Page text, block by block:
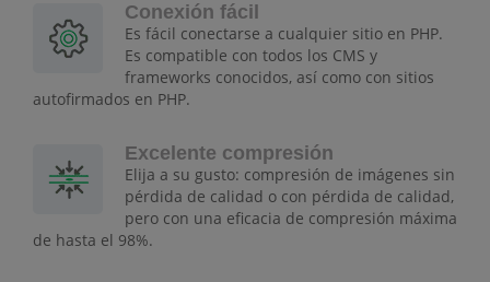
Conexión fácil
Es fácil conectarse a cualquier sitio en PHP.
Es compatible con todos los CMS y
frameworks conocidos, así como con sitios
autofirmados en PHP.
Excelente compresión
Elija a su gusto: compresión de imágenes sin
pérdida de calidad o con pérdida de calidad,
pero con una eficacia de compresión máxima
de hasta el 98%.